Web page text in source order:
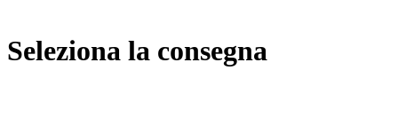
Seleziona la consegna